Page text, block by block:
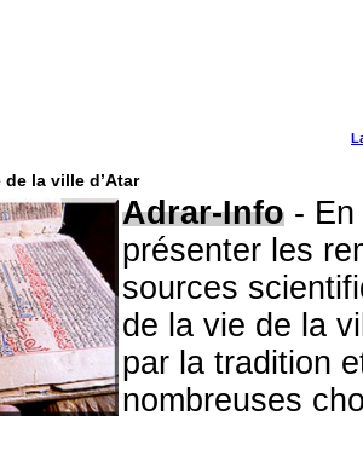
la ville d’Atar
Adrar-Info - En
présenter les
sources
de la vie de la
par la tradition
nombreuses